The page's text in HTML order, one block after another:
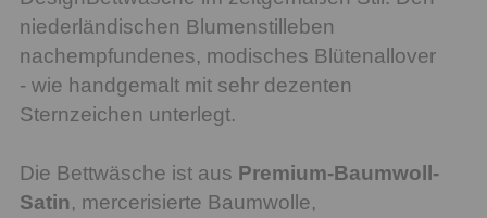
niederländischen Blumenstilleben
nachempfundenes, modisches Blütenallover
- wie handgemalt mit sehr dezenten
Sternzeichen unterlegt.
Die Bettwäsche ist aus Premium-Baumwoll-
Satin, mercerisierte Baumwolle,